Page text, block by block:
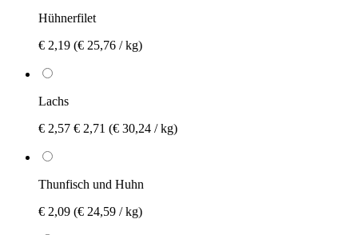
Hühnerfilet
€ 2,19 (€ 25,76 / kg)
Lachs
€ 2,57 € 2,71 (€ 30,24 / kg)
Thunfisch und Huhn
€ 2,09 (€ 24,59 / kg)